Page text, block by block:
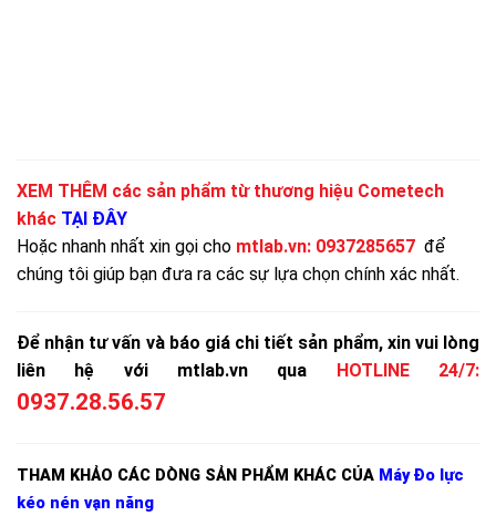
XEM THÊM các sản phẩm từ thương hiệu Cometech
khác TẠI ĐÂY
Hoặc nhanh nhất xin gọi cho mtlab.vn: 0937285657 để
chúng tôi giúp bạn đưa ra các sự lựa chọn chính xác nhất.
Để nhận tư vấn và báo giá chi tiết sản phẩm, xin vui lòng
liên hệ với mtlab.vn qua HOTLINE 24/7:
0937.28.56.57
THAM KHẢO CÁC DÒNG SẢN PHẨM KHÁC CỦA Máy Đo lực
kéo nén vạn năng